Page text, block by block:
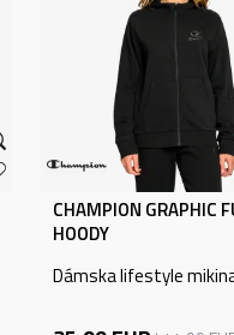
CHAMPION GRAPHIC
HOODY
Dámska lifestyle